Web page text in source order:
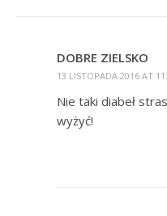
DOBRE ZIELSKO
13 LISTOPADA 2016 AT
Nie taki diabeł
wyżyć!